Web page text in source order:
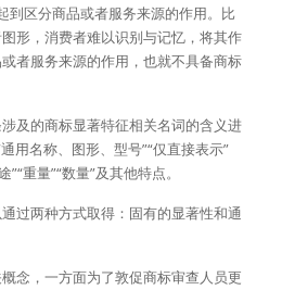
到区分商品或者服务来源的作用。比
形，消费者难以识别与记忆，将其作
者服务来源的作用，也就不具备商标
及的商标显著特征相关名词的含义进
用名称、图形、型号”“仅直接表示”
”“重量”“数量”及其他特点。
过两种方式取得：固有的显著性和通
念，一方面为了敦促商标审查人员更